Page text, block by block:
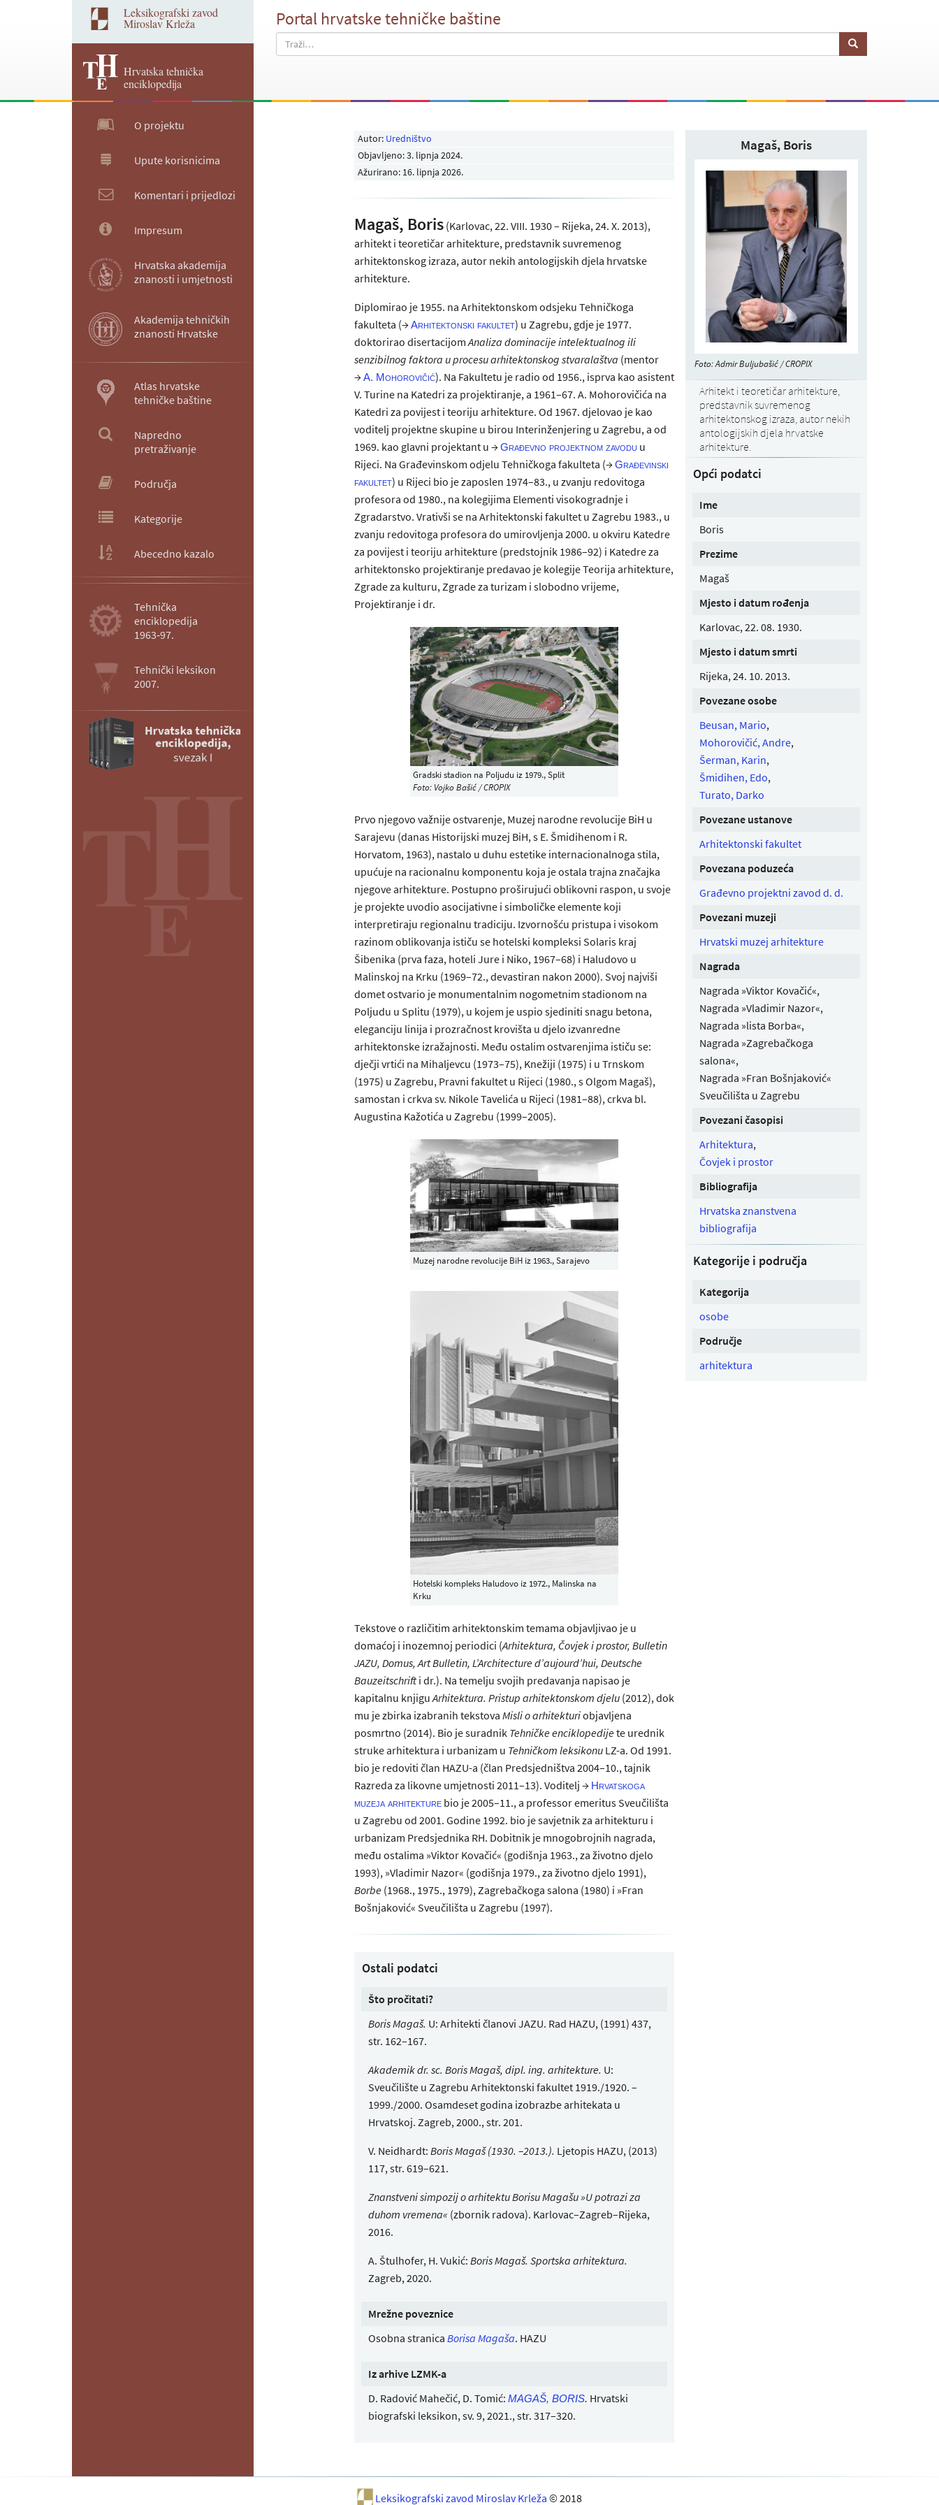
Leksikografski zavod
Miroslav Krleža
Hrvatska tehnička
enciklopedija
Portal hrvatske tehničke baštine
O projektu
Upute korisnicima
Komentari i prijedlozi
Impresum
Hrvatska akademija
znanosti i umjetnosti
Akademija tehničkih
znanosti Hrvatske
Atlas hrvatske
tehničke baštine
Napredno
pretraživanje
Područja
Kategorije
Abecedno kazalo
Tehnička
enciklopedija
1963‑97.
Tehnički leksikon
2007.
Autor: Uredništvo
Objavljeno:3. lipnja 2024.
Ažurirano: 16. lipnja 2026.
Magaš, Boris (Karlovac, 22. VIII. 1930 – Rijeka, 24. X. 2013),
arhitekt i teoretičar arhitekture, predstavnik suvremenog
arhitektonskog izraza, autor nekih antologijskih djela hrvatske
arhitekture.
Diplomirao je 1955. na Arhitektonskom odsjeku Tehničkoga
fakulteta (→Arhitektonski fakultet) u Zagrebu, gdje je 1977.
doktorirao disertacijom Analiza dominacije intelektualnog ili
senzibilnog faktora u procesu arhitektonskog stvaralaštva (mentor
→A. Mohorovičić). Na Fakultetu je radio od 1956., isprva kao asistent
V. Turine na Katedri za projektiranje, a 1961–67. A. Mohorovičića na
Katedri za povijest i teoriju arhitekture. Od 1967. djelovao je kao
voditelj projektne skupine u birou Interinženjering u Zagrebu, a od
1969. kao glavni projektant u →Građevno projektnom zavodu u
Rijeci. Na Građevinskom odjelu Tehničkoga fakulteta (→Građevinski
fakultet) u Rijeci bio je zaposlen 1974–83., u zvanju redovitoga
profesora od 1980., na kolegijima Elementi visokogradnje i
Zgradarstvo. Vrativši se na Arhitektonski fakultet u Zagrebu 1983., u
zvanju redovitoga profesora do umirovljenja 2000. u okviru Katedre
za povijest i teoriju arhitekture (predstojnik 1986–92) i Katedre za
arhitektonsko projektiranje predavao je kolegije Teorija arhitekture,
Zgrade za kulturu, Zgrade za turizam i slobodno vrijeme,
Projektiranje i dr.
Gradski stadion na Poljudu iz 1979., Split
Foto: Vojko Bašić / CROPIX
Prvo njegovo važnije ostvarenje, Muzej narodne revolucije BiH u
Sarajevu (danas Historijski muzej BiH, s E. Šmidihenom i R.
Horvatom, 1963), nastalo u duhu estetike internacionalnoga stila,
upućuje na racionalnu komponentu koja je ostala trajna značajka
njegove arhitekture. Postupno proširujući oblikovni raspon, u svoje
je projekte uvodio asocijativne i simboličke elemente koji
interpretiraju regionalnu tradiciju. Izvornošću pristupa i visokom
razinom oblikovanja ističu se hotelski kompleksi Solaris kraj
Šibenika (prva faza, hoteli Jure i Niko, 1967–68) i Haludovo u
Malinskoj na Krku (1969–72., devastiran nakon 2000). Svoj najviši
domet ostvario je monumentalnim nogometnim stadionom na
Poljudu u Splitu (1979), u kojem je uspio sjediniti snagu betona,
eleganciju linija i prozračnost krovišta u djelo izvanredne
arhitektonske izražajnosti. Među ostalim ostvarenjima ističu se:
dječji vrtići na Mihaljevcu (1973–75), Knežiji (1975) i u Trnskom
(1975) u Zagrebu, Pravni fakultet u Rijeci (1980., s Olgom Magaš),
samostan i crkva sv. Nikole Tavelića u Rijeci (1981–88), crkva bl.
Augustina Kažotića u Zagrebu (1999–2005).
Muzej narodne revolucije BiH iz 1963., Sarajevo
Hotelski kompleks Haludovo iz 1972., Malinska na
Krku
Tekstove o različitim arhitektonskim temama objavljivao je u
domaćoj i inozemnoj periodici (Arhitektura, Čovjek i prostor, Bulletin
JAZU, Domus, Art Bulletin, L’Architecture d’aujourd’hui, Deutsche
Bauzeitschrifti dr.). Na temelju svojih predavanja napisao je
kapitalnu knjiguArhitektura. Pristup arhitektonskom djelu (2012), dok
mu je zbirka izabranih tekstova Misli o arhitekturiobjavljena
posmrtno (2014). Bio je suradnik Tehničke enciklopedijete urednik
struke arhitektura i urbanizam u Tehničkom leksikonu LZ-a. Od 1991.
bio je redoviti član HAZU-a (član Predsjedništva 2004–10., tajnik
Razreda za likovne umjetnosti 2011–13). Voditelj → Hrvatskoga
muzeja arhitekture bio je 2005–11., a professor emeritus Sveučilišta
u Zagrebu od 2001. Godine 1992. bio je savjetnik za arhitekturu i
urbanizam Predsjednika RH. Dobitnik je mnogobrojnih nagrada,
među ostalima »Viktor Kovačić« (godišnja 1963., za životno djelo
1993), »Vladimir Nazor« (godišnja 1979., za životno djelo 1991),
Borbe (1968., 1975., 1979), Zagrebačkoga salona (1980) i »Fran
Bošnjaković« Sveučilišta u Zagrebu (1997).
Ostali podatci
Što pročitati?
Boris Magaš. U: Arhitekti članovi JAZU. Rad HAZU, (1991) 437,
str. 162–167.
Akademik dr. sc. Boris Magaš, dipl. ing. arhitekture. U:
Sveučilište u Zagrebu Arhitektonski fakultet 1919./1920. –
1999./2000. Osamdeset godina izobrazbe arhitekata u
Hrvatskoj. Zagreb, 2000., str. 201.
V. Neidhardt: Boris Magaš (1930. –2013.). Ljetopis HAZU, (2013)
117, str. 619–621.
Znanstveni simpozij o arhitektu Borisu Magašu »U potrazi za
duhom vremena« (zbornik radova). Karlovac–Zagreb–Rijeka,
2016.
A. Štulhofer, H. Vukić: Boris Magaš. Sportska arhitektura.
Zagreb, 2020.
Mrežne poveznice
Osobna stranica Borisa Magaša. HAZU
Iz arhive LZMK-a
D. Radović Mahečić, D. Tomić: MAGAŠ, BORIS. Hrvatski
biografski leksikon, sv. 9, 2021., str. 317–320.
Magaš, Boris
Foto: Admir Buljubašić / CROPIX
Arhitekt i teoretičar arhitekture,
predstavnik suvremenog
arhitektonskog izraza, autor nekih
antologijskih djela hrvatske
arhitekture.
Opći podatci
Ime
Boris
Prezime
Magaš
Mjesto i datum rođenja
Karlovac, 22. 08. 1930.
Mjesto i datum smrti
Rijeka, 24. 10. 2013.
Povezane osobe
Beusan, Mario,
Mohorovičić, Andre,
Šerman, Karin,
Šmidihen, Edo,
Turato, Darko
Povezane ustanove
Arhitektonski fakultet
Povezana poduzeća
Građevno projektni zavod d. d.
Povezani muzeji
Hrvatski muzej arhitekture
Nagrada
Nagrada »Viktor Kovačić«,
Nagrada »Vladimir Nazor«,
Nagrada »lista Borba«,
Nagrada »Zagrebačkoga
salona«,
Nagrada »Fran Bošnjaković«
Sveučilišta u Zagrebu
Povezani časopisi
Arhitektura,
Čovjek i prostor
Bibliografija
Hrvatska znanstvena
bibliografija
Kategorije i područja
Kategorija
osobe
Područje
arhitektura
Leksikografski zavod Miroslav Krleža © 2018